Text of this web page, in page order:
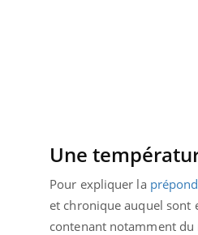
Une
Pour expliquer la
et chronique auquel sont
contenant notamment du